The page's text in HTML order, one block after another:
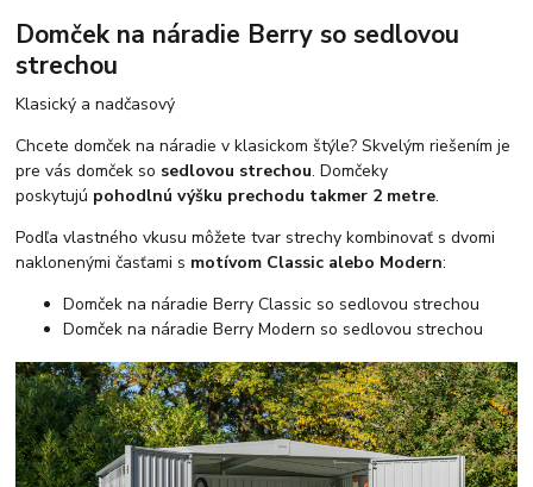
Domček na náradie Berry so sedlovou
strechou
Klasický a nadčasový
Chcete domček na náradie v klasickom štýle? Skvelým riešením je
pre vás domček so sedlovou strechou. Domčeky
poskytujú pohodlnú výšku prechodu takmer 2 metre.
Podľa vlastného vkusu môžete tvar strechy kombinovať s dvomi
naklonenými časťami s motívom Classic alebo Modern:
Domček na náradie Berry Classic so sedlovou strechou
Domček na náradie Berry Modern so sedlovou strechou